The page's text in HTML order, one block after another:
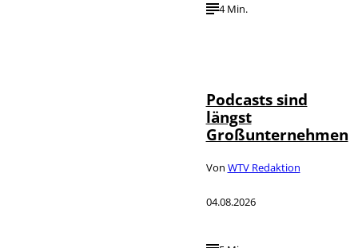
4 Min.
Podcasts sind
längst
Großunternehmen
Von WTV Redaktion
04.08.2026